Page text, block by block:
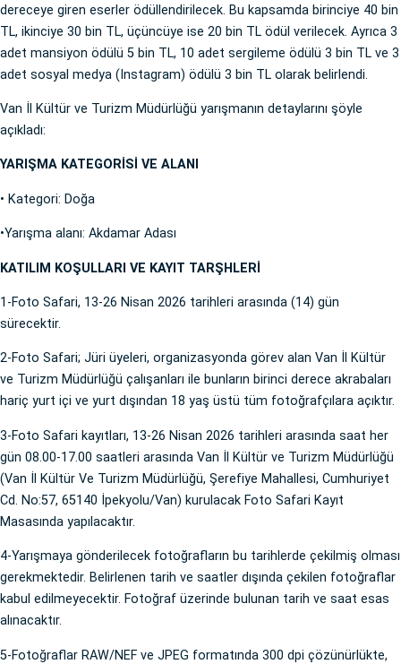
dereceye giren eserler ödüllendirilecek. Bu kapsamda birinciye 40 bin
TL, ikinciye 30 bin TL, üçüncüye ise 20 bin TL ödül verilecek. Ayrıca 3
adet mansiyon ödülü 5 bin TL, 10 adet sergileme ödülü 3 bin TL ve 3
adet sosyal medya (Instagram) ödülü 3 bin TL olarak belirlendi.
Van İl Kültür ve Turizm Müdürlüğü yarışmanın detaylarını şöyle
açıkladı:
YARIŞMA KATEGORİSİ VE ALANI
• Kategori: Doğa
•Yarışma alanı: Akdamar Adası
KATILIM KOŞULLARI VE KAYIT TARŞHLERİ
1-Foto Safari, 13-26 Nisan 2026 tarihleri arasında (14) gün
sürecektir.
2-Foto Safari; Jüri üyeleri, organizasyonda görev alan Van İl Kültür
ve Turizm Müdürlüğü çalışanları ile bunların birinci derece akrabaları
hariç yurt içi ve yurt dışından 18 yaş üstü tüm fotoğrafçılara açıktır.
3-Foto Safari kayıtları, 13-26 Nisan 2026 tarihleri arasında saat her
gün 08.00-17.00 saatleri arasında Van İl Kültür ve Turizm Müdürlüğü
(Van İl Kültür Ve Turizm Müdürlüğü, Şerefiye Mahallesi, Cumhuriyet
Cd. No:57, 65140 İpekyolu/Van) kurulacak Foto Safari Kayıt
Masasında yapılacaktır.
4-Yarışmaya gönderilecek fotoğrafların bu tarihlerde çekilmiş olması
gerekmektedir. Belirlenen tarih ve saatler dışında çekilen fotoğraflar
kabul edilmeyecektir. Fotoğraf üzerinde bulunan tarih ve saat esas
alınacaktır.
5-Fotoğraflar RAW/NEF ve JPEG formatında 300 dpi çözünürlükte,